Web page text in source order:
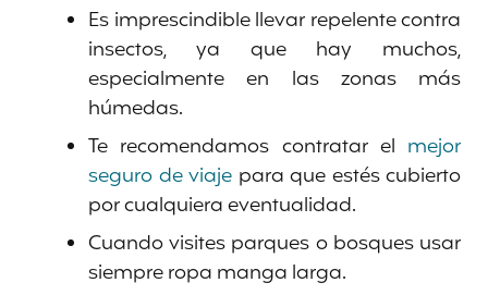
Es imprescindible llevar repelente contra
insectos, ya que hay muchos,
especialmente en las zonas más
húmedas.
Te recomendamos contratar el mejor
seguro de viaje para que estés cubierto
por cualquiera eventualidad.
Cuando visites parques o bosques usar
siempre ropa manga larga.